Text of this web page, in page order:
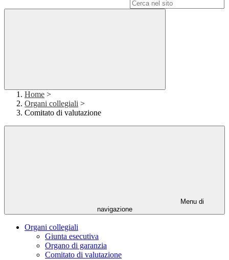
Home >
Organi collegiali >
Comitato di valutazione
Menu di
navigazione
Organi collegiali
Giunta esecutiva
Organo di garanzia
Comitato di valutazione